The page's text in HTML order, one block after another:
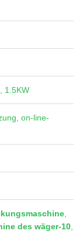
1.5KW
on-line-
des wäger-10